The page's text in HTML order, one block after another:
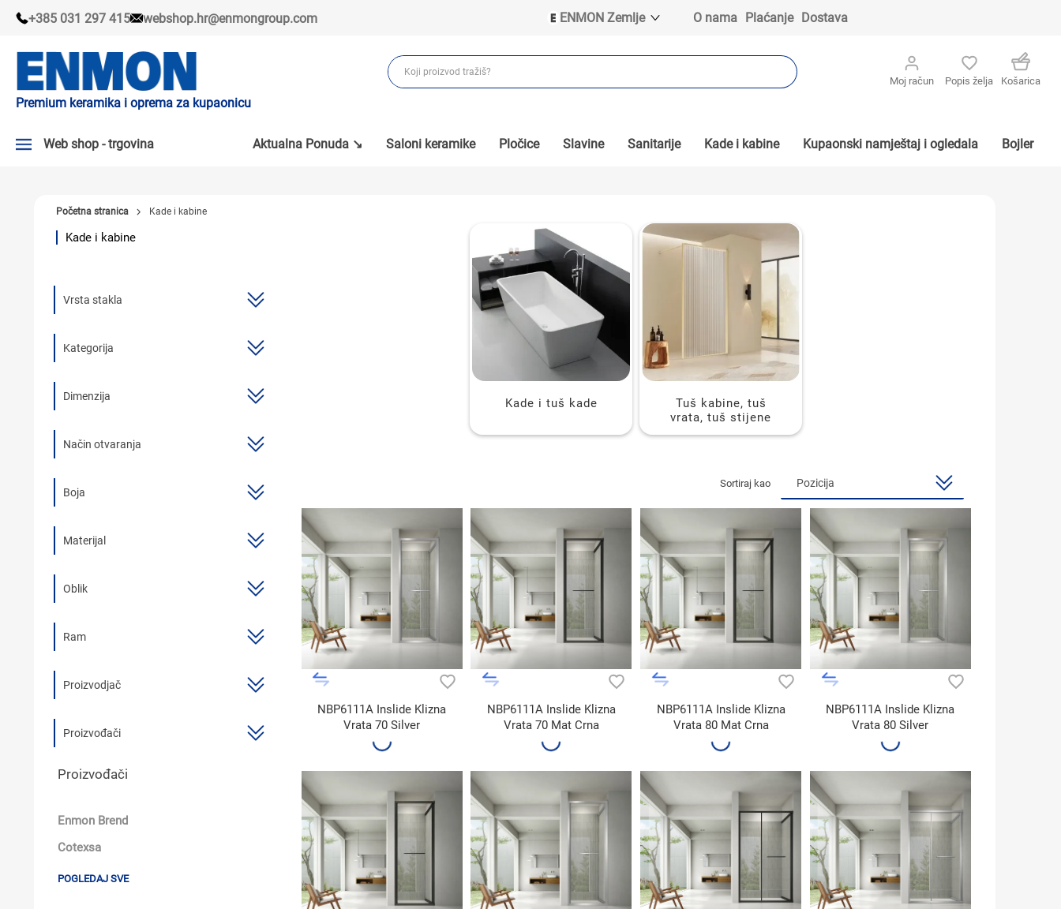
+385 031 297 415 webshop.hr@enmongroup.com
ENMON Zemlje
ENMON BIH
ENMON MKD
O nama Plaćanje Dostava
Premium keramika i oprema za kupaonicu
Moj račun Popis želja Košarica
Web shop - trgovina
TUŠEVI
KERAMIČARSKI MATERIJALI
ODVOD VODE
Aktualna Ponuda ↘ Saloni keramike Pločice Slavine Sanitarije Kade i kabine Kupaonski namještaj i ogledala Bojler
Početna stranica Kade i kabine
Kade i kabine
Kade i tuš kade
Tuš kabine, tuš
vrata, tuš stijene
Sortiraj kao
NBP6111A Inslide Klizna
Vrata 70 Silver
NBP6111A Inslide Klizna
Vrata 70 Mat Crna
NBP6111A Inslide Klizna
Vrata 80 Mat Crna
NBP6111A Inslide Klizna
Vrata 80 Silver
Vrsta stakla
Kategorija
Dimenzija
Način otvaranja
Boja
Materijal
Oblik
Ram
Proizvodjač
Proizvođači
Proizvođači
Enmon Brend
Cotexsa
POGLEDAJ SVE